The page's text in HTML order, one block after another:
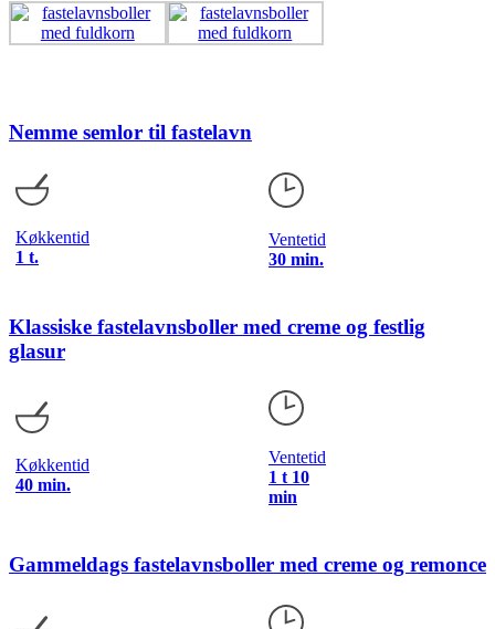
Nemme semlor til fastelavn
Køkkentid
1 t.
Ventetid
30 min.
Klassiske fastelavnsboller med creme og festlig
glasur
Køkkentid
40 min.
Ventetid
1 t 10
min
Gammeldags fastelavnsboller med creme og remonce